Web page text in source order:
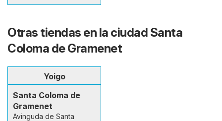
Otras tiendas en la ciudad Santa
Coloma de Gramenet
Yoigo
Santa Coloma de
Gramenet
Avinguda de Santa